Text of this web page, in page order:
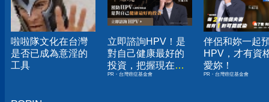
啦啦隊文化在台灣
是否已成為意淫的
工具
立即諮詢HPV！是
對自己健康最好的
投資，把握現在不
嫌晚！
PR・台灣癌症基金會
伴侶和妳一起
HPV，才有資
愛妳！
PR・台灣癌症基金會